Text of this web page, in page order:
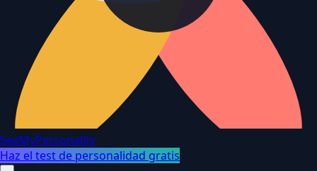
SeeMyPersonality
Haz el test de personalidad gratis